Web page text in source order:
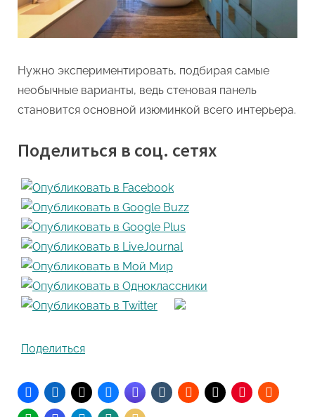
Нужно экспериментировать, подбирая самые
необычные варианты, ведь стеновая панель
становится основной изюминкой всего интерьера.
Поделиться в соц. сетях
Поделиться